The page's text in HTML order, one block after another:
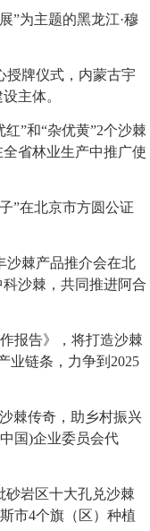
”为主题的黑龙江·穆
授牌仪式，内蒙古宇
主体。
”和“杂优黄”2个沙棘
省林业生产中推广使
”在北京市方圆公证
沙棘产品推介会在北
沙棘，共同推进阿合
报告》，将打造沙棘
业链条，力争到2025
棘传奇，助乡村振兴
国)企业委员会代
砂岩区十大孔兑沙棘
市4个旗（区）种植